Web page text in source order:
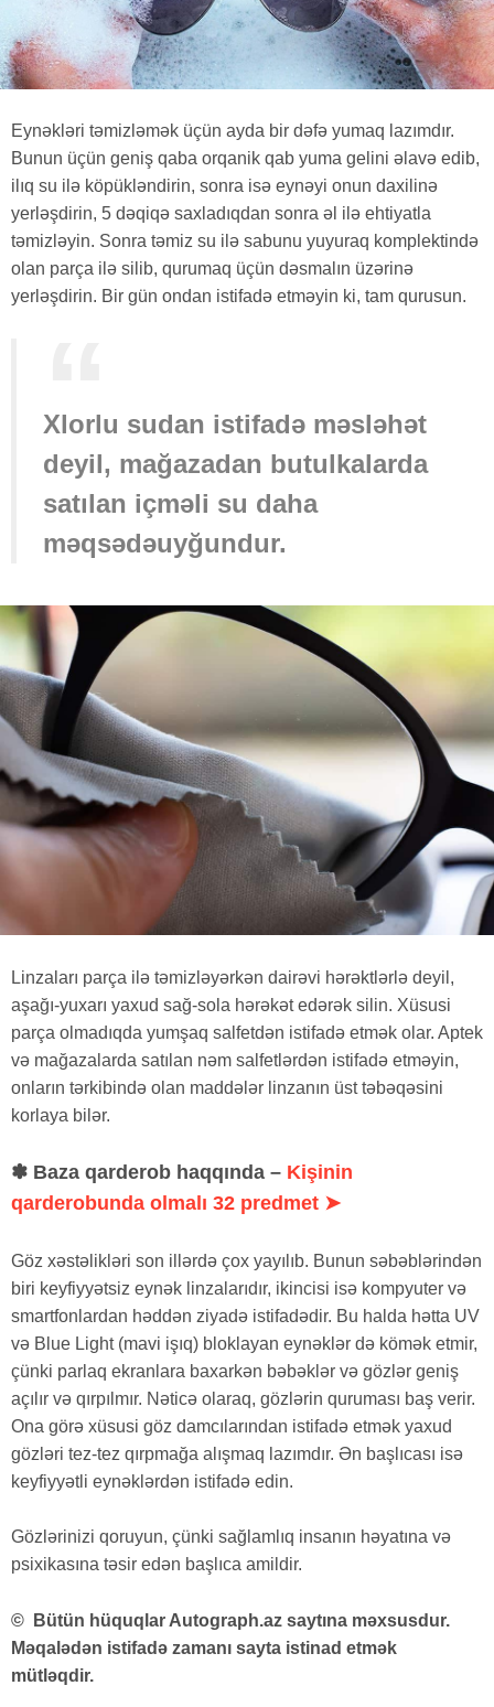
Eynəkləri təmizləmək üçün ayda bir dəfə yumaq lazımdır.
Bunun üçün geniş qaba orqanik qab yuma gelini əlavə edib,
ilıq su ilə köpükləndirin, sonra isə eynəyi onun daxilinə
yerləşdirin, 5 dəqiqə saxladıqdan sonra əl ilə ehtiyatla
təmizləyin. Sonra təmiz su ilə sabunu yuyuraq komplektində
olan parça ilə silib, qurumaq üçün dəsmalın üzərinə
yerləşdirin. Bir gün ondan istifadə etməyin ki, tam qurusun.
Xlorlu sudan istifadə məsləhət
deyil, mağazadan butulkalarda
satılan içməli su daha
məqsədəuyğundur.
Linzaları parça ilə təmizləyərkən dairəvi hərəktlərlə deyil,
aşağı-yuxarı yaxud sağ-sola hərəkət edərək silin. Xüsusi
parça olmadıqda yumşaq salfetdən istifadə etmək olar. Aptek
və mağazalarda satılan nəm salfetlərdən istifadə etməyin,
onların tərkibində olan maddələr linzanın üst təbəqəsini
korlaya bilər.
✽ Baza qarderob haqqında – Kişinin
qarderobunda olmalı 32 predmet ➤
Göz xəstəlikləri son illərdə çox yayılıb. Bunun səbəblərindən
biri keyfiyyətsiz eynək linzalarıdır, ikincisi isə kompyuter və
smartfonlardan həddən ziyadə istifadədir. Bu halda hətta UV
və Blue Light (mavi işıq) bloklayan eynəklər də kömək etmir,
çünki parlaq ekranlara baxarkən bəbəklər və gözlər geniş
açılır və qırpılmır. Nəticə olaraq, gözlərin quruması baş verir.
Ona görə xüsusi göz damcılarından istifadə etmək yaxud
gözləri tez-tez qırpmağa alışmaq lazımdır. Ən başlıcası isə
keyfiyyətli eynəklərdən istifadə edin.
Gözlərinizi qoruyun, çünki sağlamlıq insanın həyatına və
psixikasına təsir edən başlıca amildir.
© Bütün hüquqlar Autograph.az saytına məxsusdur.
Məqalədən istifadə zamanı sayta istinad etmək
mütləqdir.